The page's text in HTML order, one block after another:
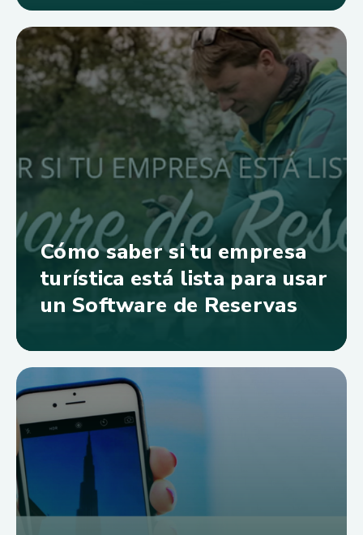
Cómo saber si tu empresa
turística está lista para usar
un Software de Reservas